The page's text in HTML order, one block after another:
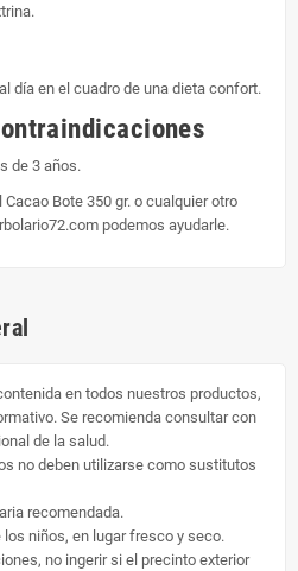
día en el cuadro de una dieta confort.
de 3 años.
Bote 350 gr. o cualquier otro
podemos ayudarle.
en todos nuestros productos,
Se recomienda consultar con
de la salud.
no deben utilizarse como sustitutos
recomendada.
niños, en lugar fresco y seco.
no ingerir si el precinto exterior